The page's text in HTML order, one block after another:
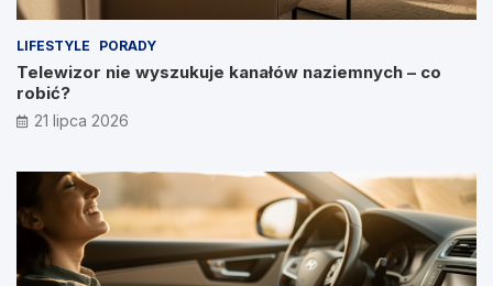
LIFESTYLE PORADY
Telewizor nie wyszukuje kanałów naziemnych – co
robić?
21 lipca 2026